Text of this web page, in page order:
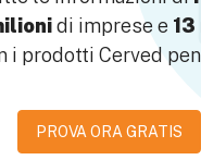
di imprese e
i prodotti Cerved
PROVA ORA GRATIS